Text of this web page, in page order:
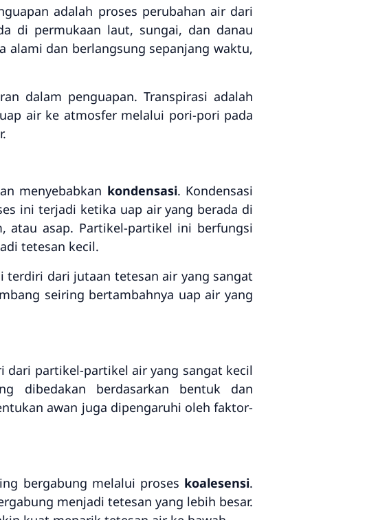
adalah proses perubahan air dari
di permukaan laut, sungai, dan danau
alami dan berlangsung sepanjang waktu,
dalam penguapan. Transpirasi adalah
air ke atmosfer melalui pori-pori pada
menyebabkan kondensasi. Kondensasi
ini terjadi ketika uap air yang berada di
atau asap. Partikel-partikel ini berfungsi
tetesan kecil.
terdiri dari jutaan tetesan air yang sangat
seiring bertambahnya uap air yang
dari partikel-partikel air yang sangat kecil
dibedakan berdasarkan bentuk dan
awan juga dipengaruhi oleh faktor-
bergabung melalui proses koalesensi.
menjadi tetesan yang lebih besar.